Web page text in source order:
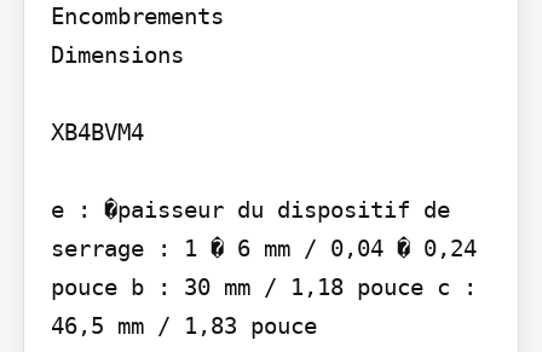
Encombrements
Dimensions
XB4BVM4
e : �paisseur du dispositif de
serrage : 1 � 6 mm / 0,04 � 0,24
pouce b : 30 mm / 1,18 pouce c :
46,5 mm / 1,83 pouce